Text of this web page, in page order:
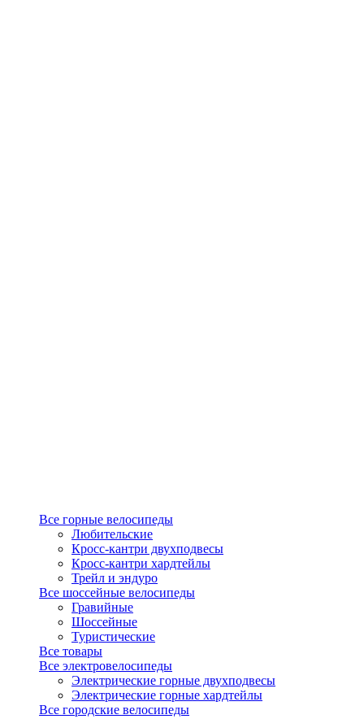
Все горные велосипеды
Любительские
Кросс-кантри двухподвесы
Кросс-кантри хардтейлы
Трейл и эндуро
Все шоссейные велосипеды
Гравийные
Шоссейные
Туристические
Все товары
Все электровелосипеды
Электрические горные двухподвесы
Электрические горные хардтейлы
Все городские велосипеды